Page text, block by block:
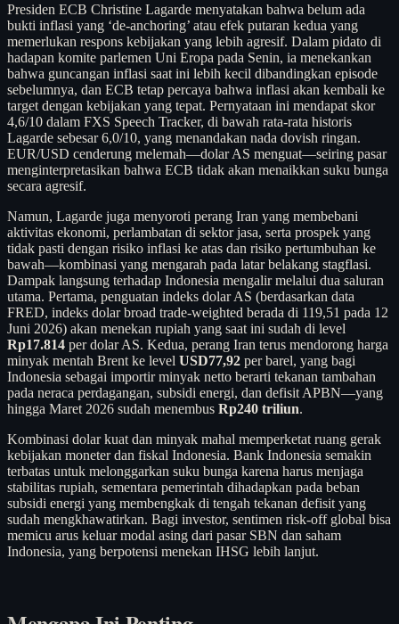
Presiden ECB Christine Lagarde menyatakan bahwa belum ada
bukti inflasi yang ‘de-anchoring’ atau efek putaran kedua yang
memerlukan respons kebijakan yang lebih agresif. Dalam pidato di
hadapan komite parlemen Uni Eropa pada Senin, ia menekankan
bahwa guncangan inflasi saat ini lebih kecil dibandingkan episode
sebelumnya, dan ECB tetap percaya bahwa inflasi akan kembali ke
target dengan kebijakan yang tepat. Pernyataan ini mendapat skor
4,6/10 dalam FXS Speech Tracker, di bawah rata-rata historis
Lagarde sebesar 6,0/10, yang menandakan nada dovish ringan.
EUR/USD cenderung melemah—dolar AS menguat—seiring pasar
menginterpretasikan bahwa ECB tidak akan menaikkan suku bunga
secara agresif.
Namun, Lagarde juga menyoroti perang Iran yang membebani
aktivitas ekonomi, perlambatan di sektor jasa, serta prospek yang
tidak pasti dengan risiko inflasi ke atas dan risiko pertumbuhan ke
bawah—kombinasi yang mengarah pada latar belakang stagflasi.
Dampak langsung terhadap Indonesia mengalir melalui dua saluran
utama. Pertama, penguatan indeks dolar AS (berdasarkan data
FRED, indeks dolar broad trade-weighted berada di 119,51 pada 12
Juni 2026) akan menekan rupiah yang saat ini sudah di level
Rp17.814 per dolar AS. Kedua, perang Iran terus mendorong harga
minyak mentah Brent ke level USD77,92 per barel, yang bagi
Indonesia sebagai importir minyak netto berarti tekanan tambahan
pada neraca perdagangan, subsidi energi, dan defisit APBN—yang
hingga Maret 2026 sudah menembus Rp240 triliun.
Kombinasi dolar kuat dan minyak mahal memperketat ruang gerak
kebijakan moneter dan fiskal Indonesia. Bank Indonesia semakin
terbatas untuk melonggarkan suku bunga karena harus menjaga
stabilitas rupiah, sementara pemerintah dihadapkan pada beban
subsidi energi yang membengkak di tengah tekanan defisit yang
sudah mengkhawatirkan. Bagi investor, sentimen risk-off global bisa
memicu arus keluar modal asing dari pasar SBN dan saham
Indonesia, yang berpotensi menekan IHSG lebih lanjut.